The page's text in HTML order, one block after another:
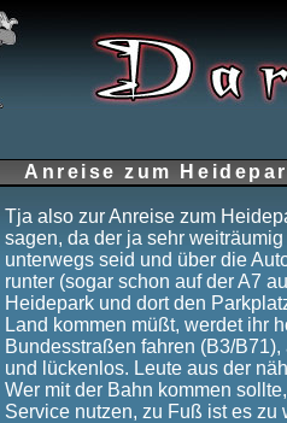
Anreise zum
Tja also zur Anreise zum
sagen, da der ja sehr
unterwegs seid und über die
runter (sogar schon auf der A7
Heidepark und dort den
Land kommen müßt, werdet ihr
Bundesstraßen fahren (B3/
und lückenlos. Leute aus der
Wer mit der Bahn kommen
Service nutzen, zu Fuß ist es zu